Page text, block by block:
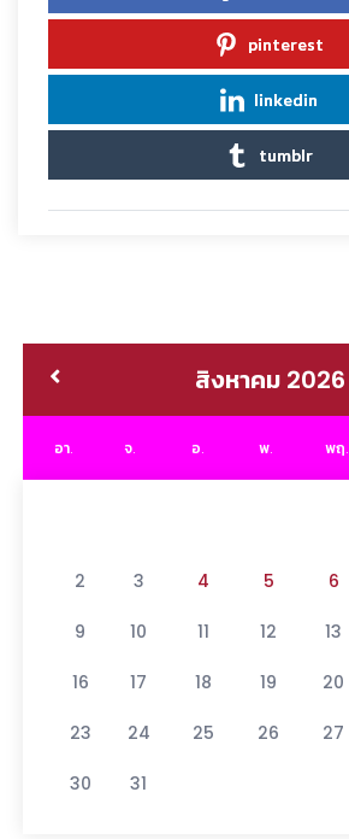
pinterest
linkedin
tumblr
สิงหาคม 2026
อา. จ. อ. พ. พฤ.
2 3 4 5 6
9 10 11 12 13
16 17 18 19 20
23 24 25 26 27
30 31